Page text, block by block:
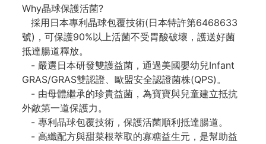
Why晶球保護活菌?
採用日本專利晶球包覆技術(日本特許第6468633
號)，可保護90%以上活菌不受胃酸破壞，護送好菌
抵達腸道釋放。
- 嚴選日本研發雙護益菌，通過美國嬰幼兒Infant
GRAS/GRAS雙認證、歐盟安全認證菌株(QPS)。
- 由母體繼承的珍貴益菌，為寶寶與兒童建立抵抗
外敵第一道保護力。
- 專利晶球包覆技術，保護活菌順利抵達腸道。
- 高纖配方與甜菜根萃取的寡糖益生元，是幫助益